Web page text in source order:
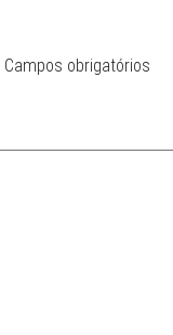
Campos obrigatórios